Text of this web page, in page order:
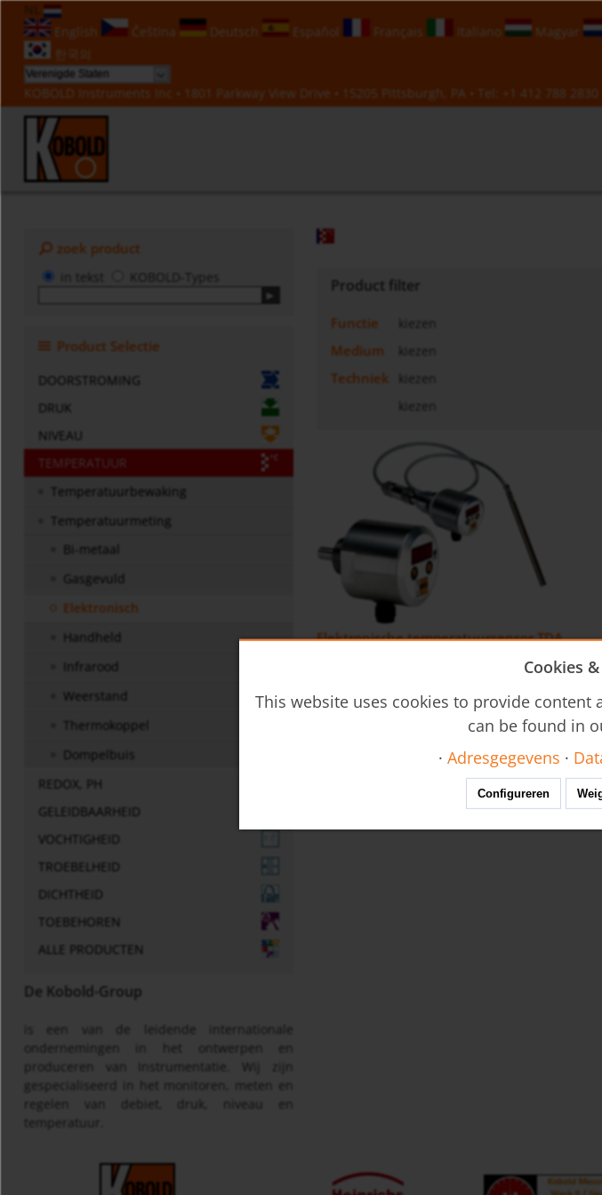
NL
English
Čeština Deutsch Español Français Italiano Magyar
한국의
KOBOLD Instruments Inc • 1801 Parkway View Drive • 15205 Pittsburgh, PA • Tel: +1 412 788 2830
zoek product
in tekst KOBOLD-Types
Product Selectie
DOORSTROMING
DRUK
NIVEAU
TEMPERATUUR
Temperatuurbewaking
Temperatuurmeting
Bi-metaal
Gasgevuld
Elektronisch
Handheld
Infrarood
Weerstand
Thermokoppel
Dompelbuis
REDOX, PH
GELEIDBAARHEID
VOCHTIGHEID
TROEBELHEID
DICHTHEID
TOEBEHOREN
ALLE PRODUCTEN
De Kobold-Group
is een van de leidende internationale
ondernemingen in het ontwerpen en
produceren van Instrumentatie. Wij zijn
gespecialiseerd in het monitoren, meten en
regelen van debiet, druk, niveau en
Product filter
Functie kiezen
Medium kiezen
Techniek
kiezen
kiezen
Elektronische temperatuursensor TDA
Cookies
This website uses cookies to provide
can be found in
·Adresgegevens ·
Configureren